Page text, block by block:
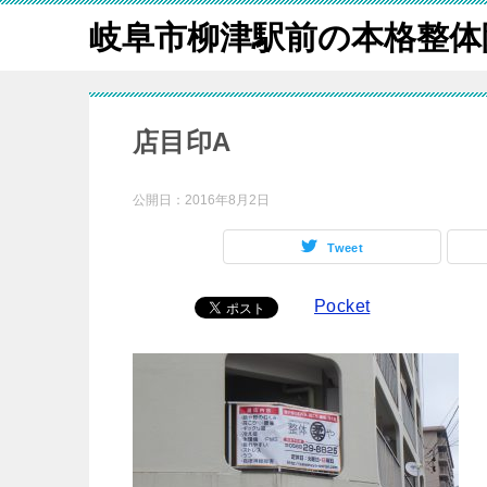
岐阜市柳津駅前の本格整体
店目印A
公開日： 2016年8月2日
Tweet
Pocket